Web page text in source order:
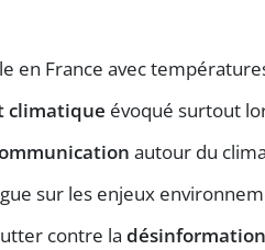
en France avec
climatique évoqué surtout
autour du
sur les enjeux
contre la désinformation